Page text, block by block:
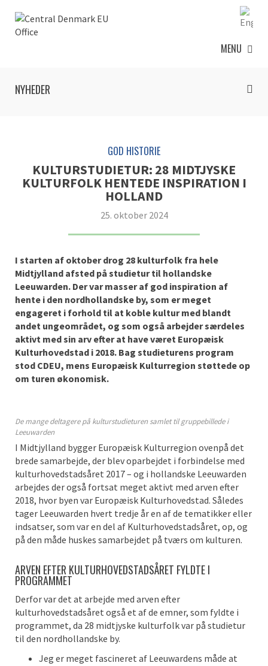
MENU
NYHEDER
GOD HISTORIE
KULTURSTUDIETUR: 28 MIDTJYSKE
KULTURFOLK HENTEDE INSPIRATION I
HOLLAND
25. oktober 2024
I starten af oktoberdrog 28 kulturfolk fra hele
Midtjylland afsted på studieturtil hollandske
Leeuwarden. Dervar masser af god inspiration af
hente i den nordhollandske by, som er meget
engageret i forhold til at koble kultur med blandt
andet ungeområdet, og som også arbejdersærdeles
aktivt med sin arv efter at have været Europæisk
Kulturhovedstad i 2018. Bag studieturens program
stod CDEU, mens Europæisk Kulturregion støttede op
om turen økonomisk.
De mange deltagere på kulturstudieturen samlet til gruppebillede i
Leeuwarden
I Midtjylland bygger Europæisk Kulturregion ovenpå det
brede samarbejde, der blev oparbejdet i forbindelse med
kulturhovedstadsåret 2017– og i hollandske Leeuwarden
arbejdes der også fortsat meget aktivt med arven efter
2018, hvor byen var Europæisk Kulturhovedstad. Således
tager Leeuwarden hvert tredje år en af de tematikker eller
indsatser, som var en del af Kulturhovedstadsåret, op, og
på den måde huskes samarbejdet på tværs om kulturen.
ARVEN EFTER KULTURHOVEDSTADSÅRET FYLDTE I
PROGRAMMET
Derforvardet at arbejde med arven efter
kulturhovedstadsåret også et af de emner, som fyldte i
programmet, da 28 midtjyske kulturfolk var på studietur
til den nordhollandske by.
Jeg er meget fascineret af Leeuwardens måde at